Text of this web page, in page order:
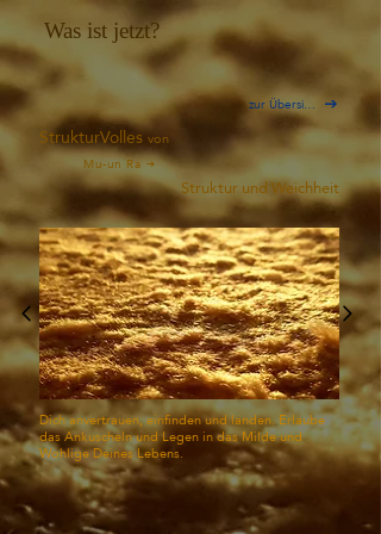
zur Übersicht
Dich anvertrauen, einfinden und landen. Erlaube
das Ankuscheln und Legen in das Milde und
Wohlige Deines Lebens.
StrukturVollesvon
Struktur und Weichheit
Mu-un Ra
Was ist jetzt?